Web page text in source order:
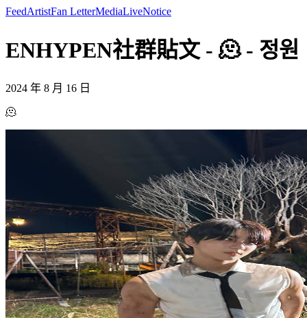
FeedArtistFan LetterMediaLiveNotice
ENHYPEN社群貼文 - 🫠 - 정원
2024 年 8 月 16 日
🫠